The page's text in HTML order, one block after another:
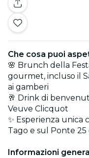
Che cosa puoi
🌸 Brunch della
gourmet, incluso il
ai gamberi
🥂 Drink di
Veuve Clicquot
✨ Esperienza unica
Tago e sul Ponte 25
Informazioni